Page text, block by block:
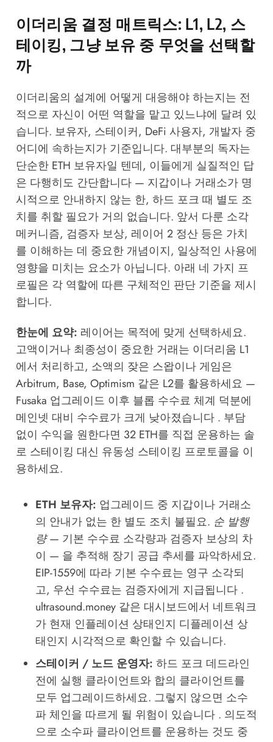
이더리움 결정 매트릭스: L1, L2, 스
테이킹, 그냥 보유 중 무엇을 선택할
까
이더리움의 설계에 어떻게 대응해야 하는지는 전
적으로 자신이 어떤 역할을 맡고 있느냐에 달려 있
습니다. 보유자, 스테이커, DeFi 사용자, 개발자 중
어디에 속하는지가 기준입니다. 대부분의 독자는
단순한 ETH 보유자일 텐데, 이들에게 실질적인 답
은 다행히도 간단합니다 — 지갑이나 거래소가 명
시적으로 안내하지 않는 한, 하드 포크 때 별도 조
치를 취할 필요가 거의 없습니다. 앞서 다룬 소각
메커니즘, 검증자 보상, 레이어 2 정산 등은 가치
를 이해하는 데 중요한 개념이지, 일상적인 사용에
영향을 미치는 요소가 아닙니다. 아래 네 가지 프
로필은 각 역할에 따른 구체적인 판단 기준을 제시
합니다.
한눈에 요약: 레이어는 목적에 맞게 선택하세요.
고액이거나 최종성이 중요한 거래는 이더리움 L1
에서 처리하고, 소액의 잦은 스왑이나 게임은
Arbitrum, Base, Optimism 같은 L2를 활용하세요 —
Fusaka 업그레이드 이후 블롭 수수료 체계 덕분에
메인넷 대비 수수료가 크게 낮아졌습니다 . 부담
없이 수익을 원한다면 32 ETH를 직접 운용하는 솔
로 스테이킹 대신 유동성 스테이킹 프로토콜을 이
용하세요.
ETH 보유자: 업그레이드 중 지갑이나 거래소
의 안내가 없는 한 별도 조치 불필요. 순 발행
량— 기본 수수료 소각량과 검증자 보상의 차
이 — 을 추적해 장기 공급 추세를 파악하세요.
EIP-1559에 따라 기본 수수료는 영구 소각되
고, 우선 수수료는 검증자에게 지급됩니다 .
ultrasound.money 같은 대시보드에서 네트워크
가 현재 인플레이션 상태인지 디플레이션 상
태인지 시각적으로 확인할 수 있습니다.
스테이커 / 노드 운영자: 하드 포크 데드라인
전에 실행 클라이언트와 합의 클라이언트를
모두 업그레이드하세요. 그렇지 않으면 소수
파 체인을 따르게 될 위험이 있습니다 . 의도적
으로 소수파 클라이언트를 운용하는 것도 중